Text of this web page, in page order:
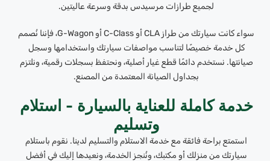
لجميع طرازات مرسيدس بدقة وسرعة عاليتين.
سواء كانت سيارتك من طراز CLA أو C-Class أو G-Wagon، فإننا نُصمم
كل خدمة خصيصًا لتناسب مواصفات سيارتك واستخدامها وسجل
صيانتها. نستخدم دائمًا قطع غيار أصلية، ونحتفظ بسجلات رقمية، ونلتزم
بجداول الصيانة المعتمدة من المصنع.
خدمة كاملة للعناية بالسيارة - استلام
وتسليم
استمتع براحة فائقة مع خدمة الاستلام والتسليم لدينا. نقوم باستلام
سيارتك من منزلك أو مكتبك، ونُنجز الخدمة، ونعيدها إليك في أفضل